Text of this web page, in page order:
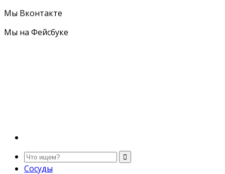
Мы Вконтакте
Мы на Фейсбуке
Сосуды